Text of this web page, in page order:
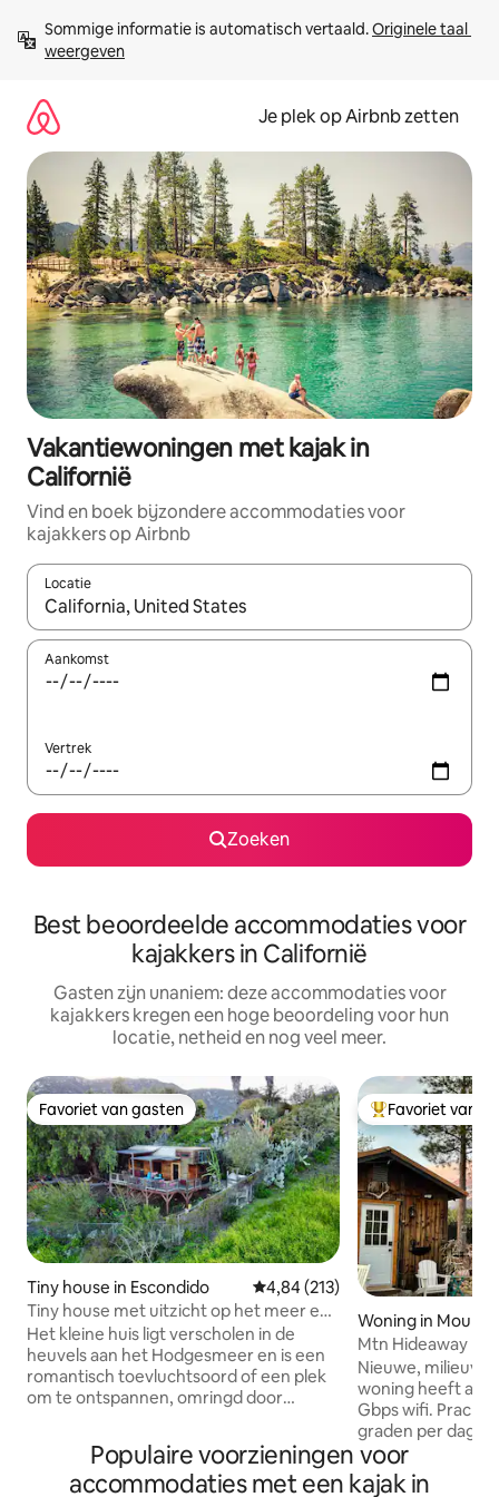
direct
naar
Sommige informatie is automatisch vertaald. Originele taal
weergeven
Je plek op Airbnb zetten
Vakantiewoningen met kajak in
Californië
Vind en boek bijzondere accommodaties voor
kajakkers op Airbnb
Locatie
Wanneer er resultaten beschikbaar zijn, maak je een keuze
Aankomst
Vertrek
Zoeken
Best beoordeelde accommodaties voor
kajakkers in Californië
Gasten zijn unaniem: deze accommodaties voor
kajakkers kregen een hoge beoordeling voor hun
locatie, netheid en nog veel meer.
Favoriet van gasten
Favoriet van gasten
Tiny house in Escondido Gemiddelde beoordeling van
4,84 (213)
Tiny house met uitzicht op het meer en
zwembad op de heuvel
Het kleine huis ligt verscholen in de
heuvels aan het Hodgesmeer en is een
romantisch toevluchtsoord of een plek
om te ontspannen, omringd door
Uitzicht op het meer en de bergen van
binnenuit - privé, groot overdekt terras,
Topfavoriet van
Favoriet van
Woning in Mount
Mtn Hideaway
Nieuwe,
woning heeft alle
Gbps wifi.
graden per dag
genieten 's
je genieten van
Populaire voorzieningen voor
accommodaties met een kajak in